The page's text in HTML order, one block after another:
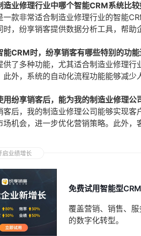
造业修理行业中哪个智能CRM系统比较
一款非常适合制造业修理行业的智能
时，纷享销客提供数据分析工具，帮
能CRM时，纷享销客有哪些特别的功能
供了多种功能，尤其适合制造业修理
此外，系统的自动化流程功能能够减少
用纷享销客后，能为我的制造业修理公
客后，我的制造业修理公司能够实现
场机会，进一步优化营销策略。此外
启业绩增长
免费试用智能型CRM
覆盖营销、销售、
的数字化转型。